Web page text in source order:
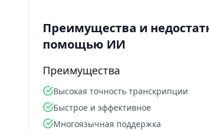
Преимущества и
помощью ИИ
Преимущества
Высокая точность транскрипции
Быстрое и эффективное
Многоязычная поддержка